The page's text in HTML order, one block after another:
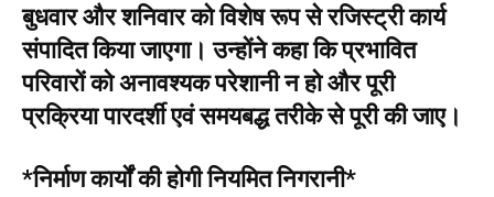
बुधवार और शनिवार को विशेष रूप से रजिस्ट्री कार्य
संपादित किया जाएगा। उन्होंने कहा कि प्रभावित
परिवारों को अनावश्यक परेशानी न हो और पूरी
प्रक्रिया पारदर्शी एवं समयबद्ध तरीके से पूरी की जाए।
*निर्माण कार्यों की होगी नियमित निगरानी*